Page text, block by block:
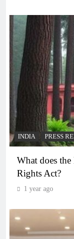
INDIA PRESS
What does
Rights Act?
1 year ago